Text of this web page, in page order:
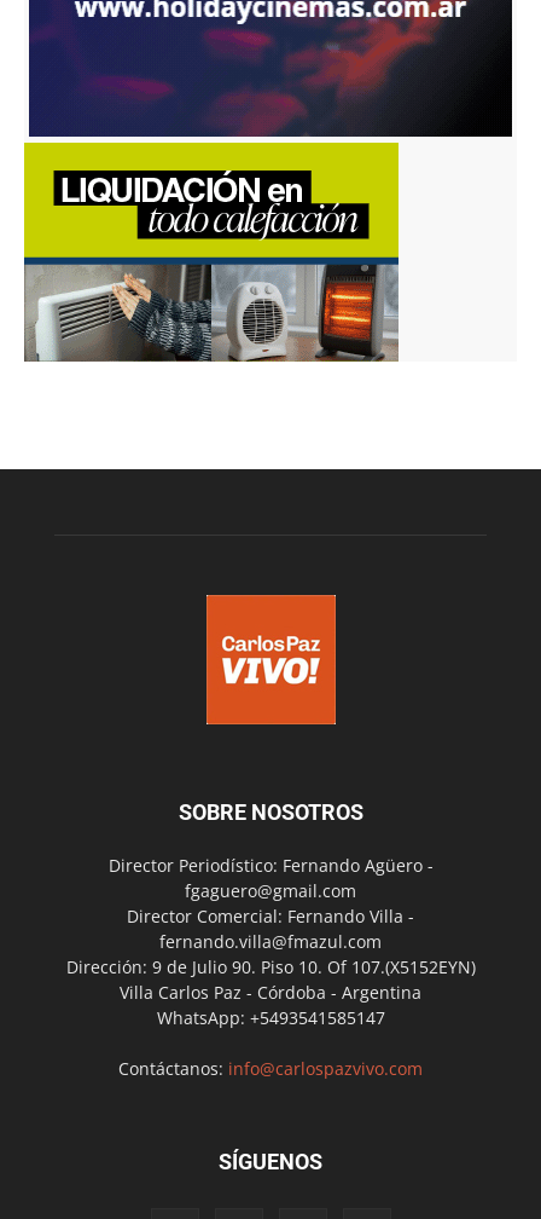
SOBRE NOSOTROS
Director Periodístico: Fernando Agüero -
fgaguero@gmail.com
Director Comercial: Fernando Villa -
fernando.villa@fmazul.com
Dirección: 9 de Julio 90. Piso 10. Of 107.(X5152EYN)
Villa Carlos Paz - Córdoba - Argentina
WhatsApp: +5493541585147
Contáctanos: info@carlospazvivo.com
SÍGUENOS